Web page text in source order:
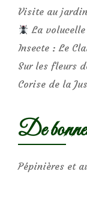
Visite au
La
Insecte : Le
Sur les fleurs
Corise de la
De
Pépinières et